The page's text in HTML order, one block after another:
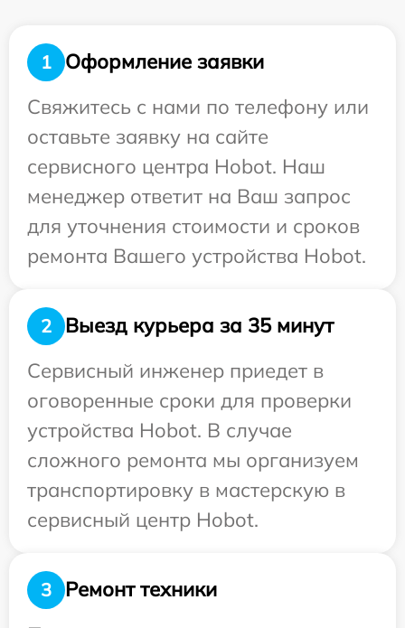
1
Оформление заявки
Свяжитесь с нами по телефону или
оставьте заявку на сайте
сервисного центра Hobot. Наш
менеджер ответит на Ваш запрос
для уточнения стоимости и сроков
ремонта Вашего устройства Hobot.
2
Выезд курьера за 35 минут
Сервисный инженер приедет в
оговоренные сроки для проверки
устройства Hobot. В случае
сложного ремонта мы организуем
транспортировку в мастерскую в
сервисный центр Hobot.
3
Ремонт техники